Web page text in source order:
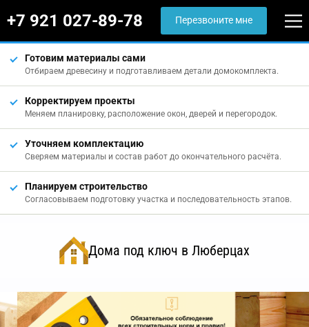
+7 921 027-89-78 Перезвоните мне
Готовим материалы сами
Отбираем древесину и подготавливаем детали домокомплекта.
Корректируем проекты
Меняем планировку, расположение окон, дверей и перегородок.
Уточняем комплектацию
Сверяем материалы и состав работ до окончательного расчёта.
Планируем строительство
Согласовываем подготовку участка и последовательность этапов.
Дома под ключ в Люберцах